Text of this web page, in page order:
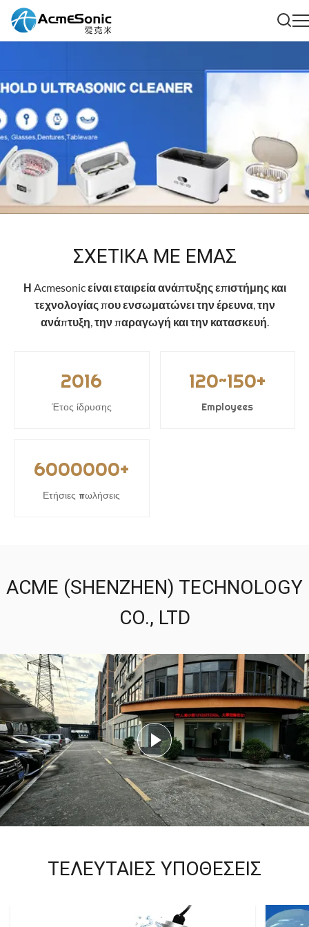
ΣΧΕΤΙΚΆ ΜΕ ΕΜΆΣ
Η Acmesonic είναι εταιρεία ανάπτυξης επιστήμης και
τεχνολογίας που ενσωματώνει την έρευνα, την
ανάπτυξη, την παραγωγή και την κατασκευή.
2016
Έτος ίδρυσης
120~150+
Employees
6000000+
Ετήσιες πωλήσεις
ACME (SHENZHEN) TECHNOLOGY
CO., LTD
ΤΕΛΕΥΤΑΊΕΣ ΥΠΟΘΈΣΕΙΣ